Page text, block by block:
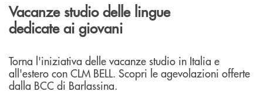
Vacanze studio delle lingue
dedicate ai giovani
Torna l'iniziativa delle vacanze studio in Italia e
all'estero con CLM BELL. Scopri le agevolazioni offerte
dalla BCC di Barlassina.